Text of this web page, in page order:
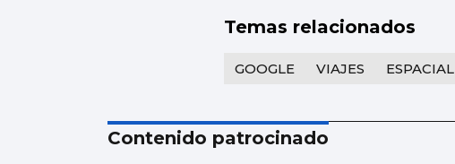
Temas relacionados
GOOGLE VIAJES ESPACIAL
Contenido patrocinado